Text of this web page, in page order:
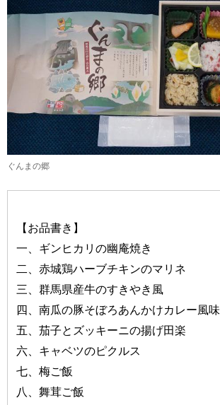
ぐんまの郷
【お品書き】
一、ギンヒカリの幽庵焼き
二、赤城鶏ハーブチキンのマリネ
三、群馬県産牛のすきやき風
四、南瓜の豚そぼろあんかけカレー風味
五、茄子とズッキーニの揚げ田楽
六、キャベツのピクルス
七、梅ご飯
八、舞茸ご飯